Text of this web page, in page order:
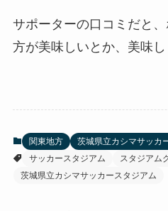
サポーターの口コミだと
方が美味しいとか、美味し
関東地方
茨城県立カシマサッカ
サッカースタジアム
スタジアム
茨城県立カシマサッカースタジアム